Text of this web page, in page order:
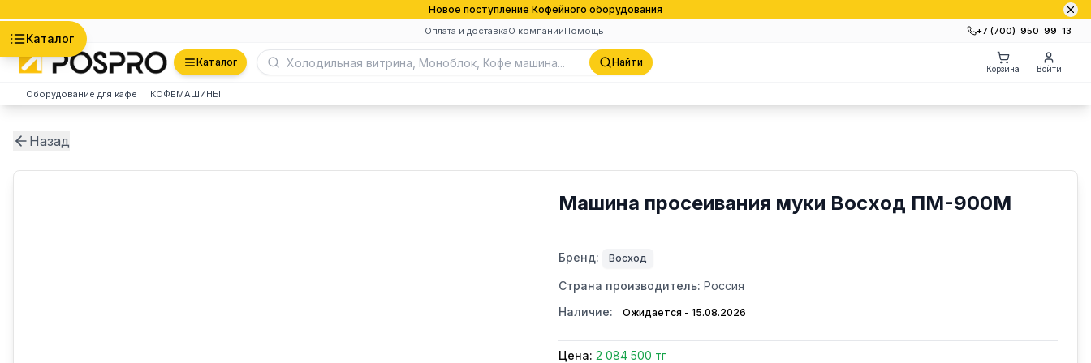
Новое поступление Кофейного оборудования
Оплата и доставкаО компанииПомощь +7 (700)‒950‒99‒13
Каталог
Каталог Найти
Корзина Войти
Оборудование для кафе КОФЕМАШИНЫ
Назад
Машина просеивания муки Восход ПМ-900М
Бренд: Восход
Страна производитель: Россия
Наличие:
Ожидается - 15.08.2026
Цена: 2 084 500 тг